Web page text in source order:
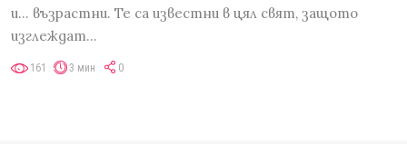
и... възрастни. Те са известни в цял свят, защото
изглеждат…
161 3 мин 0